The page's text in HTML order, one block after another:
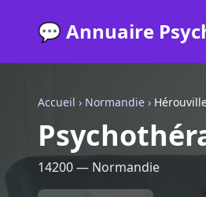
💬 Annuaire
Accueil › Normandie ›
14200 — Normandie